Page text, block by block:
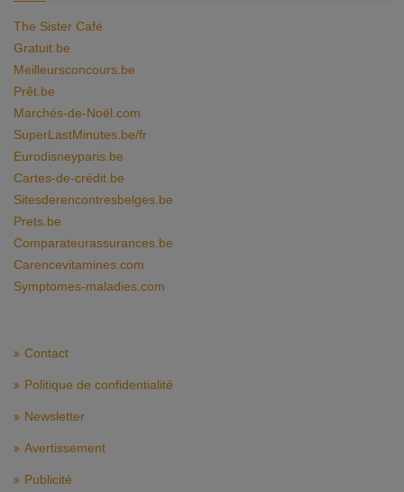
The Sister Café
Gratuit.be
Meilleursconcours.be
Prêt.be
Marchés-de-Noël.com
SuperLastMinutes.be/fr
Eurodisneyparis.be
Cartes-de-crédit.be
Sitesderencontresbelges.be
Prets.be
Comparateurassurances.be
Carencevitamines.com
Symptomes-maladies.com
Contact
Politique de confidentialité
Newsletter
Avertissement
Publicité